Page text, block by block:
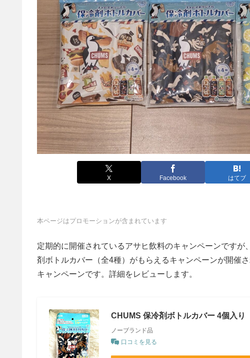
X Facebook はてブ
本ページはプロモーションが含まれています
定期的に開催されているアサヒ飲料のキャンペーンです
剤ボトルカバー（全4種）がもらえるキャンペーンが開催
キャンペーンです。詳細をレビューします。
CHUMS 保冷剤ボトルカバー 4個入り
ノーブランド品
口コミを見る